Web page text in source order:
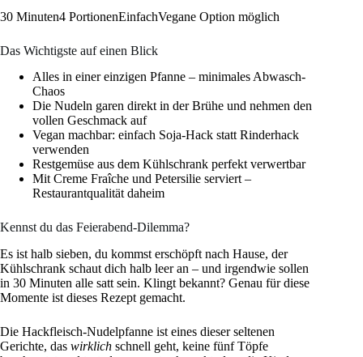
30 Minuten4 PortionenEinfachVegane Option möglich
Das Wichtigste auf einen Blick
Alles in einer einzigen Pfanne – minimales Abwasch-
Chaos
Die Nudeln garen direkt in der Brühe und nehmen den
vollen Geschmack auf
Vegan machbar: einfach Soja-Hack statt Rinderhack
verwenden
Restgemüse aus dem Kühlschrank perfekt verwertbar
Mit Creme Fraîche und Petersilie serviert –
Restaurantqualität daheim
Kennst du das Feierabend-Dilemma?
Es ist halb sieben, du kommst erschöpft nach Hause, der
Kühlschrank schaut dich halb leer an – und irgendwie sollen
in 30 Minuten alle satt sein. Klingt bekannt? Genau für diese
Momente ist dieses Rezept gemacht.
Die Hackfleisch-Nudelpfanne ist eines dieser seltenen
Gerichte, das wirklich schnell geht, keine fünf Töpfe